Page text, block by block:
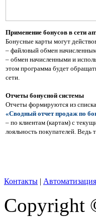
Применение бонусов в сети
Бонусные карты могут
– файловый обмен
– обмен начисленными и
этом программа будет
сети.
Отчеты бонусной системы
Отчеты формируются из
«Сводный отчет продаж по
– по клиентам (картам) с
лояльность покупателей. Ведь
Контакты |
Copyright